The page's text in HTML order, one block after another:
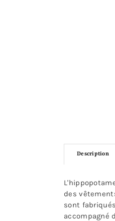
Description
des
sont
accompagné